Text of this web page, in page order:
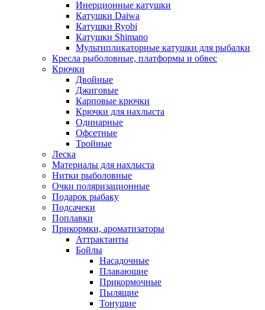
Инерционные катушки
Катушки Daiwa
Катушки Ryobi
Катушки Shimano
Мультипликаторные катушки для рыбалки
Кресла рыболовные, платформы и обвес
Крючки
Двойные
Джиговые
Карповые крючки
Крючки для нахлыста
Одинарные
Офсетные
Тройные
Леска
Материалы для нахлыста
Нитки рыболовные
Очки поляризационные
Подарок рыбаку
Подсачеки
Поплавки
Прикормки, ароматизаторы
Аттрактанты
Бойлы
Насадочные
Плавающие
Прикормочные
Пылящие
Тонущие